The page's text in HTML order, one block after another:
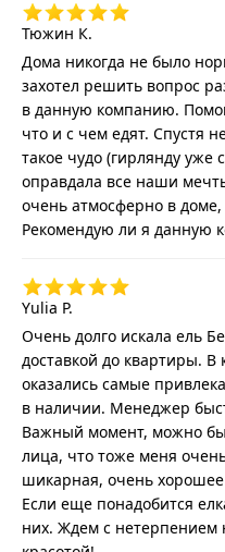
Тюжин К.
Дома никогда не было
захотел решить вопрос
в данную компанию.
что и с чем едят. Спустя
такое чудо (гирлянду уже
оправдала все наши
очень атмосферно в
Рекомендую ли я данную
Yulia P.
Очень долго искала ель
доставкой до квартиры.
оказались самые
в наличии. Менеджер
Важный момент, можно
лица, что тоже меня
шикарная, очень хорошее
Если еще понадобится
них. Ждем с нетерпением